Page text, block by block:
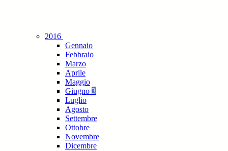
2016
Gennaio
Febbraio
Marzo
Aprile
Maggio
Giugno 3
Luglio
Agosto
Settembre
Ottobre
Novembre
Dicembre